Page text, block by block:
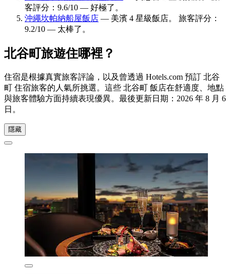
客評分：9.6/10 — 好極了。
沖繩坎帕納船屋飯店 — 美濱 4 星級飯店。 旅客評分：
9.2/10 — 太棒了。
北谷町旅遊住哪裡？
住宿是根據真實旅客評論，以及曾透過 Hotels.com 預訂 北谷
町 住宿旅客的人氣所挑選。這些 北谷町 飯店在舒適度、地點
與旅客體驗方面持續表現優異。最後更新日期： 2026 年 8 月 6
日 。
隱藏